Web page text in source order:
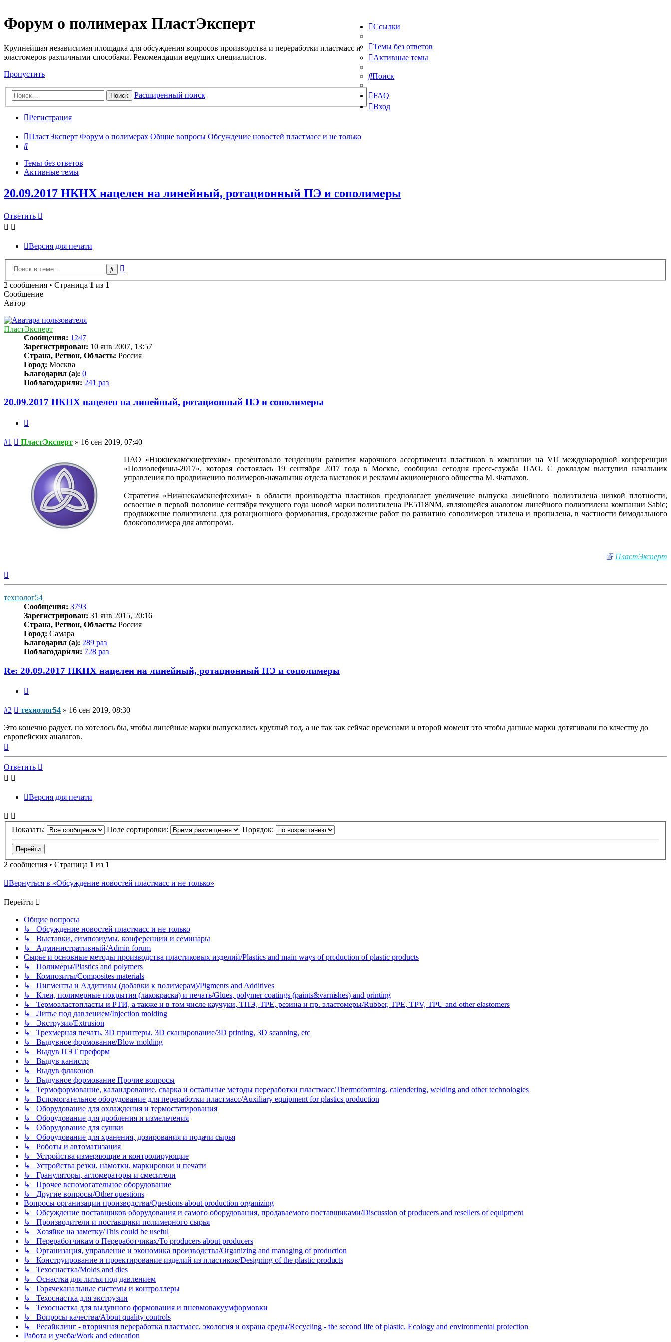
Форум о полимерах ПластЭксперт
Крупнейшая независимая площадка для обсуждения вопросов производства и переработки пластмасс и
эластомеров различными способами. Рекомендации ведущих специалистов.
Пропустить
Поиск Расширенный поиск
Ссылки
Темы без ответов
Активные темы
Поиск
FAQ
Вход
Регистрация
ПластЭксперт Форум о полимерах Общие вопросы Обсуждение новостей пластмасс и не только
Поиск
Темы без ответов
Активные темы
20.09.2017 НКНХ нацелен на линейный, ротационный ПЭ и сополимеры
Ответить
Версия для печати
Поиск
2 сообщения • Страница 1 из 1
Сообщение
Автор
ПластЭксперт
Сообщения: 1247
Зарегистрирован: 10 янв 2007, 13:57
Страна, Регион, Область: Россия
Город: Москва
Благодарил (а): 0
Поблагодарили: 241 раз
20.09.2017 НКНХ нацелен на линейный, ротационный ПЭ и сополимеры
#1 Сообщение
ПластЭксперт » 16 сен 2019, 07:40
ПАО «Нижнекамскнефтехим» презентовало тенденции развития марочного ассортимента пластиков в компании на VII международной конференции
«Полиолефины-2017», которая состоялась 19 сентября 2017 года в Москве, сообщила сегодня пресс-служба ПАО. С докладом выступил начальник
управления по продвижению полимеров-начальник отдела выставок и рекламы акционерного общества М. Фатыхов.
Стратегия «Нижнекамскнефтехима» в области производства пластиков предполагает увеличение выпуска линейного полиэтилена низкой плотности,
освоение в первой половине сентября текущего года новой марки полиэтилена РЕ5118NM, являющейся аналогом линейного полиэтилена компании Sabic;
продвижение полиэтилена для ротационного формования, продолжение работ по развитию сополимеров этилена и пропилена, в частности бимодального
блоксополимера для автопрома.
ПластЭксперт
технолог54
Сообщения: 3793
Зарегистрирован: 31 янв 2015, 20:16
Страна, Регион, Область: Россия
Город: Самара
Благодарил (а): 289 раз
Поблагодарили: 728 раз
Re: 20.09.2017 НКНХ нацелен на линейный, ротационный ПЭ и сополимеры
#2 Сообщение
технолог54 » 16 сен 2019, 08:30
Это конечно радует, но хотелось бы, чтобы линейные марки выпускались круглый год, а не так как сейчас временами и второй момент это чтобы данные марки дотягивали по качеству до
европейских аналагов.
началу
Ответить
Версия для печати
Показать: Поле сортировки: Порядок:
2 сообщения • Страница 1 из 1
Вернуться в «Обсуждение новостей пластмасс и не только»
Перейти
Общие вопросы
↳ Обсуждение новостей пластмасс и не только
↳ Выставки, симпозиумы, конференции и семинары
↳ Административный/Admin forum
Сырье и основные методы производства пластиковых изделий/Plastics and main ways of production of plastic products
↳ Полимеры/Plastics and polymers
↳ Композиты/Сomposites materials
↳ Пигменты и Аддитивы (добавки к полимерам)/Pigments and Additives
↳ Клеи, полимерные покрытия (лакокраска) и печать/Glues, polymer coatings (paints&varnishes) and printing
↳ Термоэластопласты и РТИ, а также и в том числе каучуки, ТПЭ, TPE, резина и пр. эластомеры/Rubber, TPE, TPV, TPU and other elastomers
↳ Литье под давлением/Injection molding
↳ Экструзия/Extrusion
↳ Трехмерная печать, 3D принтеры, 3D сканирование/3D printing, 3D scanning, etc
↳ Выдувное формование/Blow molding
↳ Выдув ПЭТ преформ
↳ Выдув канистр
↳ Выдув флаконов
↳ Выдувное формование Прочие вопросы
↳ Термоформование, каландрование, сварка и остальные методы переработки пластмасс/Thermoforming, calendering, welding and other technologies
↳ Вспомогательное оборудование для переработки пластмасс/Auxiliary equipment for plastics production
↳ Оборудование для охлаждения и термостатирования
↳ Оборудование для дробления и измельчения
↳ Оборудование для сушки
↳ Оборудование для хранения, дозирования и подачи сырья
↳ Роботы и автоматизация
↳ Устройства измеряющие и контролирующие
↳ Устройства резки, намотки, маркировки и печати
↳ Грануляторы, агломераторы и смесители
↳ Прочее вспомогательное оборудование
↳ Другие вопросы/Other questions
Вопросы организации производства/Questions about production organizing
↳ Обсуждение поставщиков оборудования и самого оборудования, продаваемого поставщиками/Discussion of producers and resellers of equipment
↳ Производители и поставщики полимерного сырья
↳ Хозяйке на заметку/This could be useful
↳ Переработчикам о Переработчиках/To producers about producers
↳ Организация, управление и экономика производства/Organizing and managing of production
↳ Конструирование и проектирование изделий из пластиков/Designing of the plastic products
↳ Техоснастка/Molds and dies
↳ Оснастка для литья под давлением
↳ Горячеканальные системы и контроллеры
↳ Техоснастка для экструзии
↳ Техоснастка для выдувного формования и пневмовакуумформовки
↳ Вопросы качества/About quality controls
↳ Ресайклинг - вторичная переработка пластмасс, экология и охрана среды/Recycling - the second life of plastic. Ecology and environmental protection
Работа и учеба/Work and education